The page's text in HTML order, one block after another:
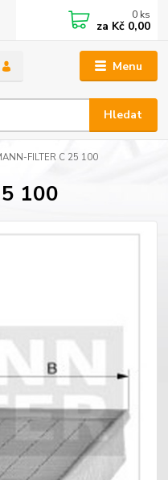
Menu
Hledat
0 ks
za Kč 0,00
FILTER C 25 100
100